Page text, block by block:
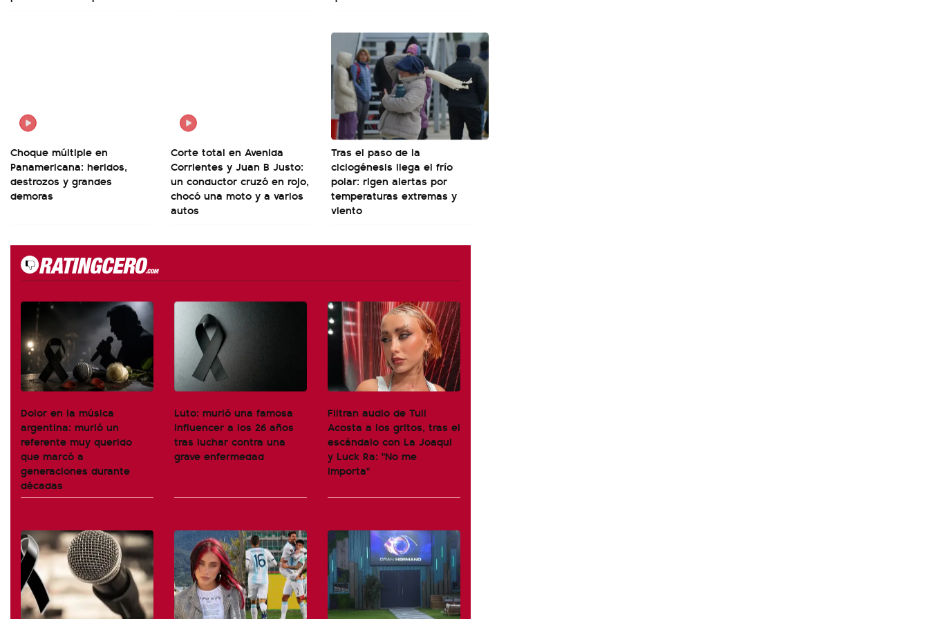
Choque múltiple en
Panamericana: heridos,
destrozos y grandes
demoras
Corte total en Avenida
Corrientes y Juan B Justo:
un conductor cruzó en rojo,
chocó una moto y a varios
autos
Tras el paso de la
ciclogénesis llega el frío
polar: rigen alertas por
temperaturas extremas y
viento
Dolor en la música
argentina: murió un
referente muy querido
que marcó a
generaciones durante
décadas
Luto: murió una famosa
influencer a los 26 años
tras luchar contra una
grave enfermedad
Filtran audio de Tuli
Acosta a los gritos, tras el
escándalo con La Joaqui
y Luck Ra: "No me
importa"